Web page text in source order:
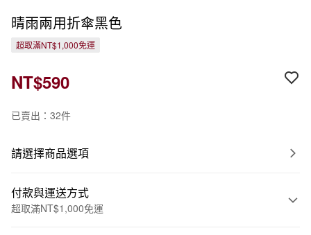
晴雨兩用折傘黑色
超取滿NT$1,000免運
NT$590
已賣出：32件
請選擇商品選項
付款與運送方式
超取滿NT$1,000免運